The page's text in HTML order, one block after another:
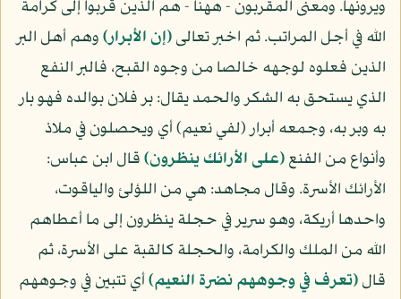
ويرونها. ومعنى المقربون - ههنا - هم الذين قربوا إلى كرامة
الله في أجل المراتب. ثم اخبر تعالى(إن الأبرار)وهم أهل البر
الذين فعلوه لوجهه خالصا من وجوه القبح، فالبر النفع
الذي يستحق به الشكر والحمد يقال: بر فلان بوالده فهو بار
به وبر به، وجمعه أبرار (لفي نعيم) أي ويحصلون في ملاذ
وأنواع من الفنع(على الأرائك ينظرون)قال ابن عباس:
الأرائك الأسرة. وقال مجاهد: هي من اللؤلئ والياقوت،
واحدها أريكة، وهو سرير في حجلة ينظرون إلى ما أعطاهم
الله من الملك والكرامة، والحجلة كالقبة على الأسرة، ثم
قال(تعرف في وجوههم نضرة النعيم)أي تتبين في وجوههم